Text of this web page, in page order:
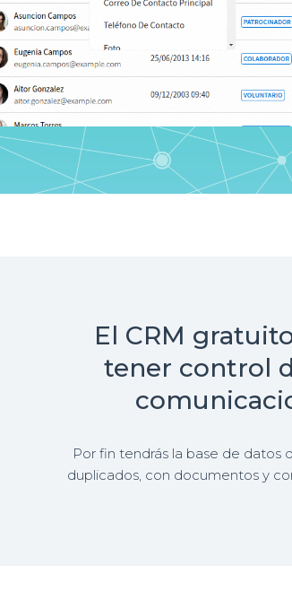
El CRM
tener control
Por fin tendrás la base de datos
duplicados, con documentos y